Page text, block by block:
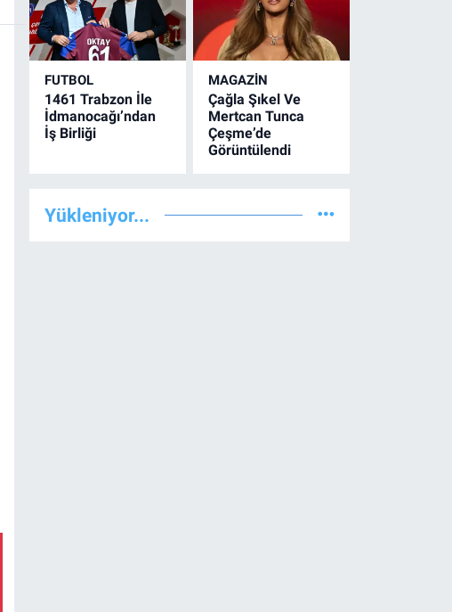
FUTBOL
1461 Trabzon İle
İdmanocağı’ndan
İş Birliği
MAGAZİN
Çağla Şıkel Ve
Mertcan Tunca
Çeşme’de
Görüntülendi
Yükleniyor...